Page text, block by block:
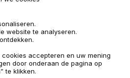
- Alle rechten voorbehouden.